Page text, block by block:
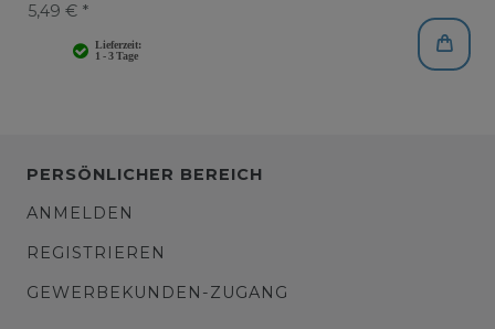
5,49 € *
PERSÖNLICHER BEREICH
ANMELDEN
REGISTRIEREN
GEWERBEKUNDEN-ZUGANG